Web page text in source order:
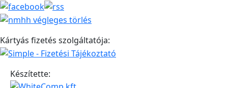
Kártyás fizetés szolgáltatója:
Készítette: